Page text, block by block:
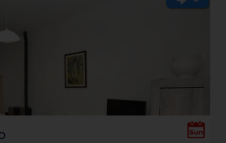
con ingresso indipendente e
soggiorno con accesso a balcone
cucinotto finestrato (forno),
(con accesso al balcone),
singoli eventualmente affiancabili),
finestrato e completo di tutti i
sanitari.